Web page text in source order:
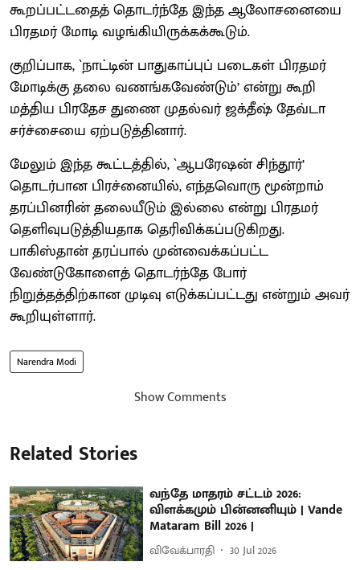
கூறப்பட்டதைத் தொடர்ந்தே இந்த ஆலோசனையை
பிரதமர் மோடி வழங்கியிருக்கக்கூடும்.
குறிப்பாக, `நாட்டின் பாதுகாப்புப் படைகள் பிரதமர்
மோடிக்கு தலை வணங்கவேண்டும்’ என்று கூறி
மத்திய பிரதேச துணை முதல்வர் ஜக்தீஷ் தேவ்டா
சர்ச்சையை ஏற்படுத்தினார்.
மேலும் இந்த கூட்டத்தில், `ஆபரேஷன் சிந்தூர்’
தொடர்பான பிரச்னையில், எந்தவொரு மூன்றாம்
தரப்பினரின் தலையீடும் இல்லை என்று பிரதமர்
தெளிவுபடுத்தியதாக தெரிவிக்கப்படுகிறது.
பாகிஸ்தான் தரப்பால் முன்வைக்கப்பட்ட
வேண்டுகோளைத் தொடர்ந்தே போர்
நிறுத்தத்திற்கான முடிவு எடுக்கப்பட்டது என்றும் அவர்
கூறியுள்ளார்.
Narendra Modi
Show Comments
Related Stories
வந்தே மாதரம் சட்டம் 2026:
விளக்கமும் பின்னனியும் | Vande
Mataram Bill 2026 |
விவேக்பாரதி 30 Jul 2026